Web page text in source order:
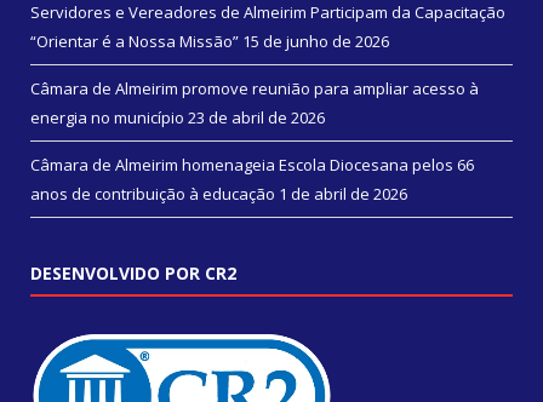
Servidores e Vereadores de Almeirim Participam da Capacitação
“Orientar é a Nossa Missão” 15 de junho de 2026
Câmara de Almeirim promove reunião para ampliar acesso à
energia no município 23 de abril de 2026
Câmara de Almeirim homenageia Escola Diocesana pelos 66
anos de contribuição à educação 1 de abril de 2026
DESENVOLVIDO POR CR2